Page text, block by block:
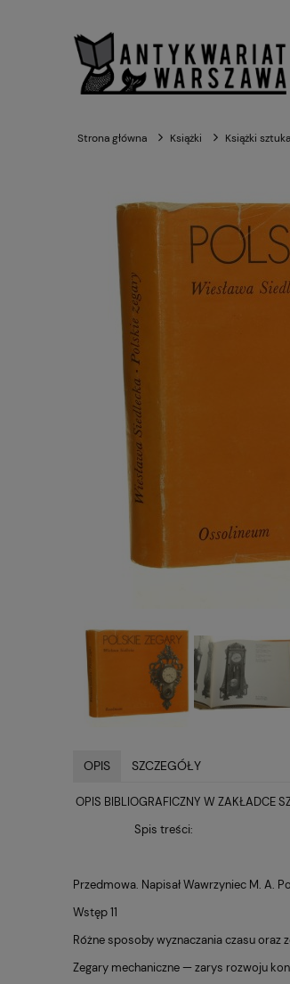
Strona główna Książki Książki
OPIS SZCZEGÓŁY
OPIS BIBLIOGRAFICZNY W ZAKŁADCE
Spis treści:
Przedmowa. Napisał Wawrzyniec M. A.
Wstęp 11
Różne sposoby wyznaczania czasu oraz
Zegary mechaniczne — zarys rozwoju